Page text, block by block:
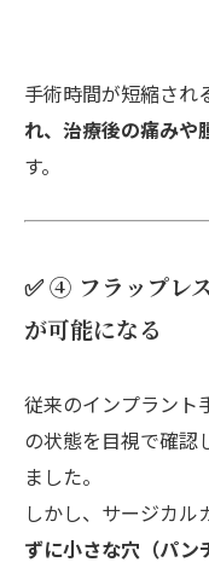
手術時間が短縮され
れ、治療後の痛みや
す。
✅ ④ フラップレ
が可能になる
従来のインプラント
の状態を目視で確認
ました。
しかし、サージカル
ずに小さな穴（パン